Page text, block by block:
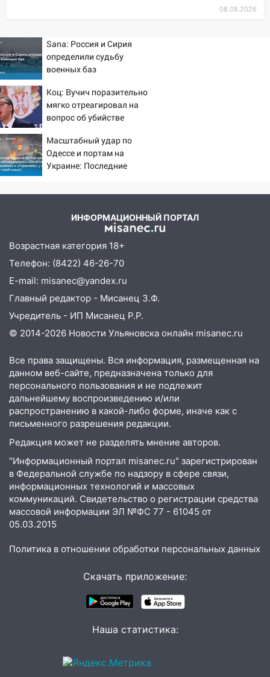
Мелекесский район первым в
100 тысяч тонн зерна
15:17
В колледжи и техникумы
Ульяновской области подали более 10
тысяч заявлений
15:04
Фоторепортаж с улиц Ульяновска
после шторма: поваленные деревья и
затопленные улицы
14:28
Ураган вырвал остановку на улице
Деева в Заволжье
14:26
дождавшись коммунальщиков
Шторм продолжает ломать город:
на улице Любови Шевцовой рухнул
светофор
14:14 Студента из Ульяновска обманули
мошенники под видом преподавателя
14:12
Куда жаловаться ульяновцам на
упавшее дерево или затопленную улицу
13:59 В Новом городе ураганным
ветром сорвало опалубку со
строящегося дома
13:54 В мэрии Ульяновска рассказали,
шторма
13:49 Стихия продолжает крушить
Ульяновск: дерево рухнуло на дом на
Орджоникидзе
13:47 На Нижней Террасе мощным
ветром вырвало дерево с корнем
13:46
Сильный ветер сорвал крышу с
транспорту: в Ульяновске трамвай
08.08.2026
Sana: Россия и Сирия
определили судьбу
военных баз
Коц: Вучич поразительно
мягко отреагировал на
вопрос об убийстве
Масштабный удар по
Одессе и портам на
Украине: Последние
ИНФОРМАЦИОННЫЙ ПОРТАЛ
Возрастная категория 18+
Телефон: (8422) 46-26-70
E-mail: misanec@yandex.ru
Главный редактор - Мисанец З.Ф.
Учредитель - ИП Мисанец Р.Р.
© 2014-2026 Новости Ульяновска онлайн misanec.ru
Все права защищены. Вся информация, размещенная на
данном веб-сайте, предназначена только для
персонального пользования и не подлежит
дальнейшему воспроизведению и/или
распространению в какой-либо форме, иначе как с
письменного разрешения редакции.
Редакция может не разделять мнение авторов.
"Информационный портал misanec.ru" зарегистрирован
в Федеральной службе по надзору в сфере связи,
информационных технологий и массовых
коммуникаций. Свидетельство о регистрации средства
массовой информации ЭЛ №ФС 77 - 61045 от
05.03.2015
Политика в отношении обработки персональных данных
Скачать приложение:
Наша статистика: